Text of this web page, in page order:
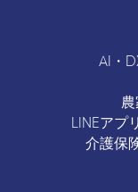
AI・
LINEアプ
介護保